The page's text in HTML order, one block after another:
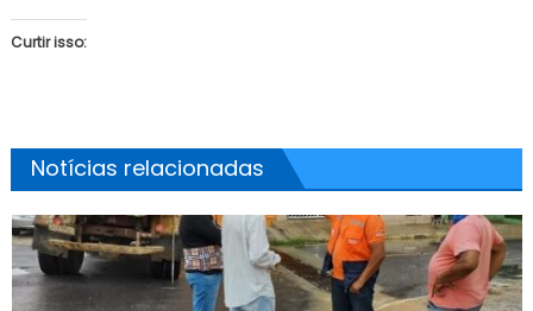
Curtir isso:
Notícias relacionadas